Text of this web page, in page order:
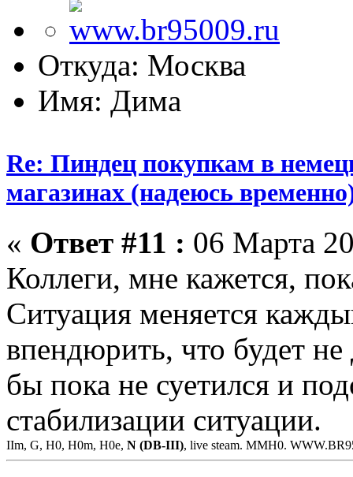
Откуда: Москва
Имя: Дима
Re: Пиндец покупкам в
магазинах (надеюсь
« Ответ #11 : 06 Марта
Коллеги, мне кажется,
Ситуация меняется
впендюрить, что будет
бы пока не суетился и
стабилизации ситуации.
IIm, G, H0, H0m, H0e, N (DB-III), live steam. MMH0.